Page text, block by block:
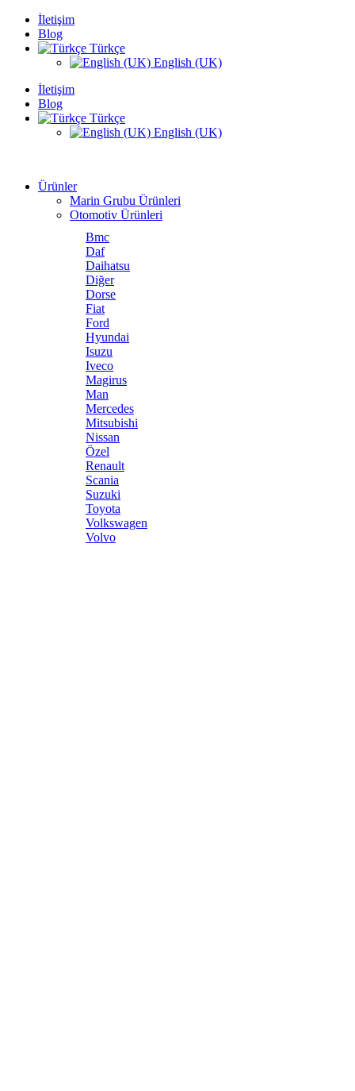
İletişim
Blog
Türkçe
English (UK)
İletişim
Blog
Türkçe
English (UK)
Ürünler
Marin Grubu Ürünleri
Otomotiv Ürünleri
Bmc
Daf
Daihatsu
Diğer
Dorse
Fiat
Ford
Hyundai
Isuzu
Iveco
Magirus
Man
Mercedes
Mitsubishi
Nissan
Özel
Renault
Scania
Suzuki
Toyota
Volkswagen
Volvo